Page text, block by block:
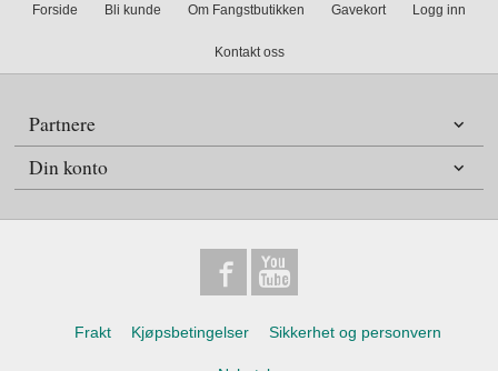
Forside Bli kunde Om Fangstbutikken Gavekort Logg inn
Kontakt oss
Partnere
Din konto
Frakt Kjøpsbetingelser Sikkerhet og personvern